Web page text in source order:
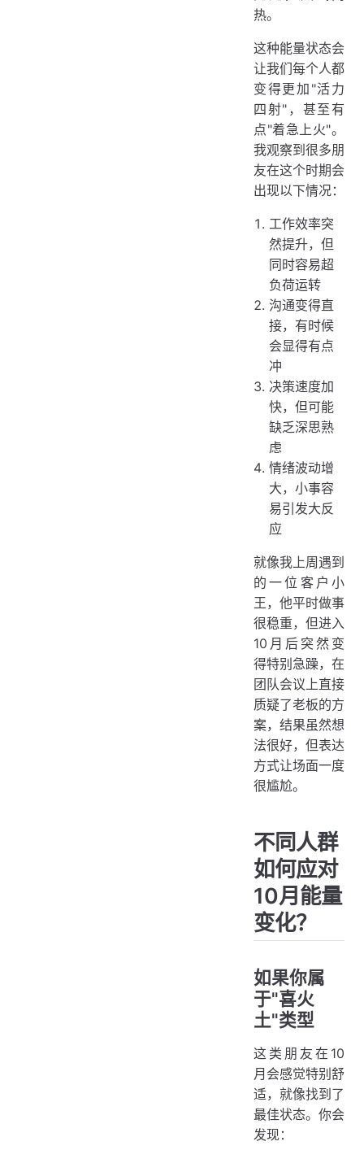
热。
这种能量状态会
让我们每个人都
变得更加"活力
四射"，甚至有
点"着急上火"。
我观察到很多朋
友在这个时期会
出现以下情况：
工作效率突
然提升，但
同时容易超
负荷运转
沟通变得直
接，有时候
会显得有点
冲
决策速度加
快，但可能
缺乏深思熟
虑
情绪波动增
大，小事容
易引发大反
应
就像我上周遇到
的一位客户小
王，他平时做事
很稳重，但进入
10月后突然变
得特别急躁，在
团队会议上直接
质疑了老板的方
案，结果虽然想
法很好，但表达
方式让场面一度
很尴尬。
不同人群
如何应对
10月能量
变化？
如果你属
于"喜火
土"类型
这类朋友在10
月会感觉特别舒
适，就像找到了
最佳状态。你会
发现：